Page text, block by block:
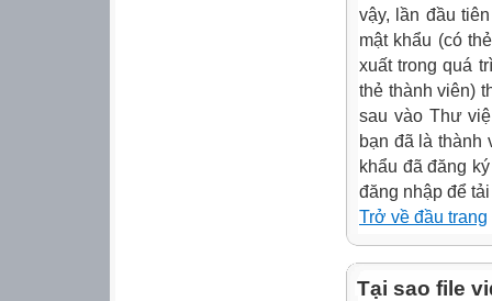
vậy, lần đầu
mật khẩu (có
xuất trong quá
thẻ thành viên)
sau vào Thư
bạn đã là thành
khẩu đã đăng
đăng nhập để
Trở về đầu trang
Tại sao file